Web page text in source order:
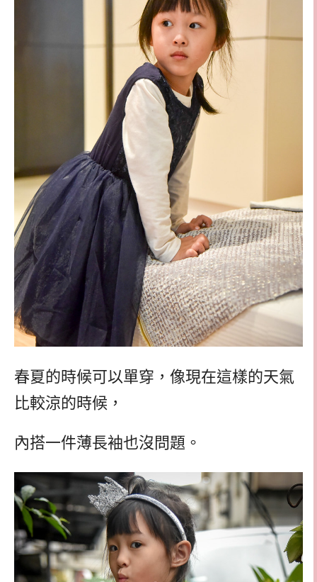
春夏的時候可以單穿，像現在這樣的天氣
比較涼的時候，
內搭一件薄長袖也沒問題。